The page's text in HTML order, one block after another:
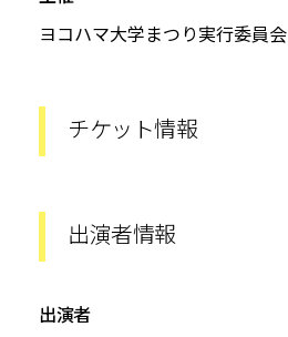
ヨコハマ大学まつり実行委員会
チケット情報
出演者情報
出演者